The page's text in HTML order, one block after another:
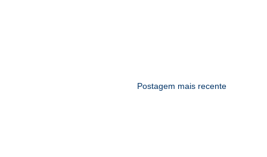
Postagem mais recente